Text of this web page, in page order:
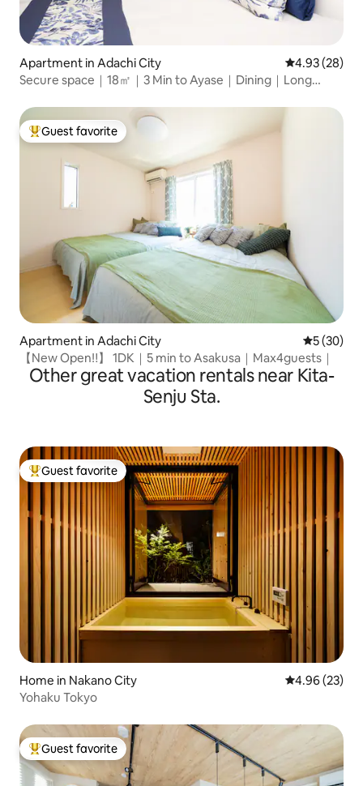
Apartment in Adachi City 4.93 out of 5
4.93 (28)
Secure space｜18㎡｜3 Min to Ayase｜Dining｜Long
Top guest favorite
Guest favorite
Apartment in Adachi City 5 out of 5
5 (30)
【New Open‼】 1DK｜5 min to Asakusa｜Max4guests｜
Other great vacation rentals near Kita-
Senju Sta.
Top guest favorite
Guest favorite
Home in Nakano City 4.96 out of 5
4.96 (23)
Yohaku Tokyo
Top guest favorite
Guest favorite